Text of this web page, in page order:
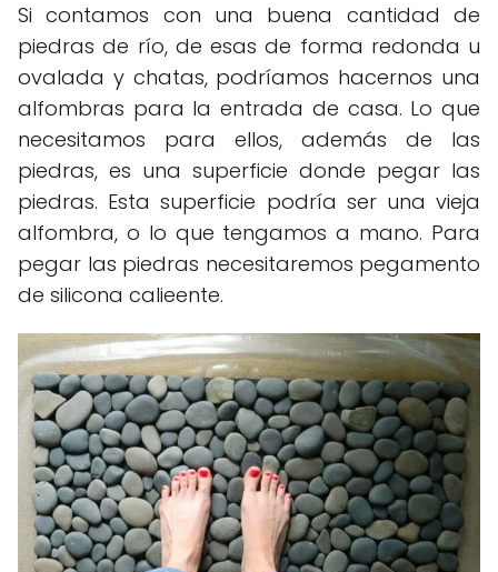
Si contamos con una buena cantidad de
piedras de río, de esas de forma redonda u
ovalada y chatas, podríamos hacernos una
alfombras para la entrada de casa. Lo que
necesitamos para ellos, además de las
piedras, es una superficie donde pegar las
piedras. Esta superficie podría ser una vieja
alfombra, o lo que tengamos a mano. Para
pegar las piedras necesitaremos pegamento
de silicona calieente.